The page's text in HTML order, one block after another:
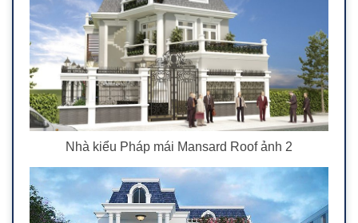
Nhà kiểu Pháp mái Mansard Roof ảnh 2